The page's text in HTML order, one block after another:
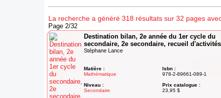
La recherche a généré 318 résultats sur 32 pages
Page 2/32
Destination bilan, 2e année du 1er cycle du
secondaire, 2e secondaire, recueil d'activités
Stéphane Lance
Matière :
Mathématique
Niveau :
Secondaire
Isbn :
978-2-89661-089-1
Prix catalogue :
23,95 $